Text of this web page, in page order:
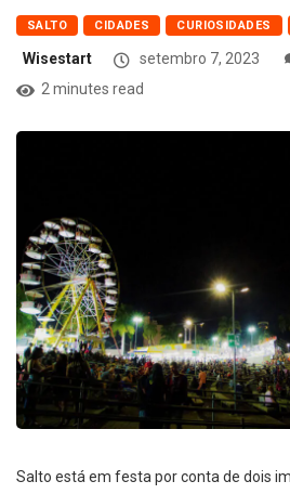
SALTO CIDADES CURIOSIDADES
Wisestart setembro 7, 2023
2 minutes read
Salto está em festa por conta de dois